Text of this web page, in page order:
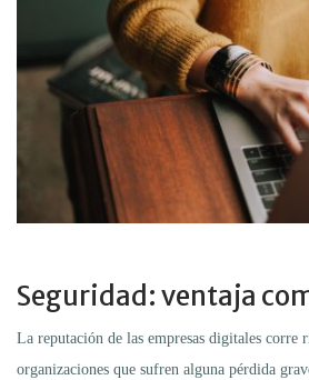
Seguridad: ventaja
La reputación de las empresas digitales corre
organizaciones que sufren alguna pérdida